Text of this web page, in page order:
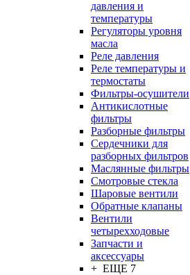
давления и
температуры
Регуляторы уровня
масла
Реле давления
Реле температуры и
термостаты
Фильтры-осушители
Антикислотные
фильтры
Разборные фильтры
Сердечники для
разборных фильтров
Маслянные фильтры
Смотровые стекла
Шаровые вентили
Обратные клапаны
Вентили
четырехходовые
Запчасти и
аксессуары
+ ЕЩЕ 7